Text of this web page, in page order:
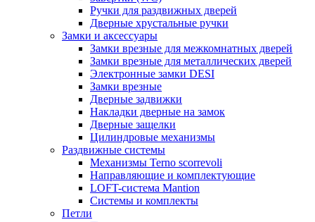
Ручки для раздвижных дверей
Дверные хрустальные ручки
Замки и аксессуары
Замки врезные для межкомнатных дверей
Замки врезные для металлических дверей
Электронные замки DESI
Замки врезные
Дверные задвижки
Накладки дверные на замок
Дверные защелки
Цилиндровые механизмы
Раздвижные системы
Механизмы Terno scorrevoli
Направляющие и комплектующие
LOFT-cистема Mantion
Системы и комплекты
Петли